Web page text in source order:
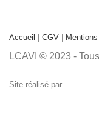
Accueil | CGV |
LCAVI © 2023 -
Site réalisé par